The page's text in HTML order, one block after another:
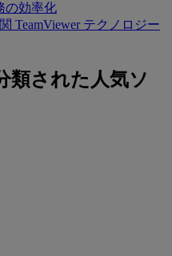
の効率化
TeamViewer テクノロジー
類された人気ソ